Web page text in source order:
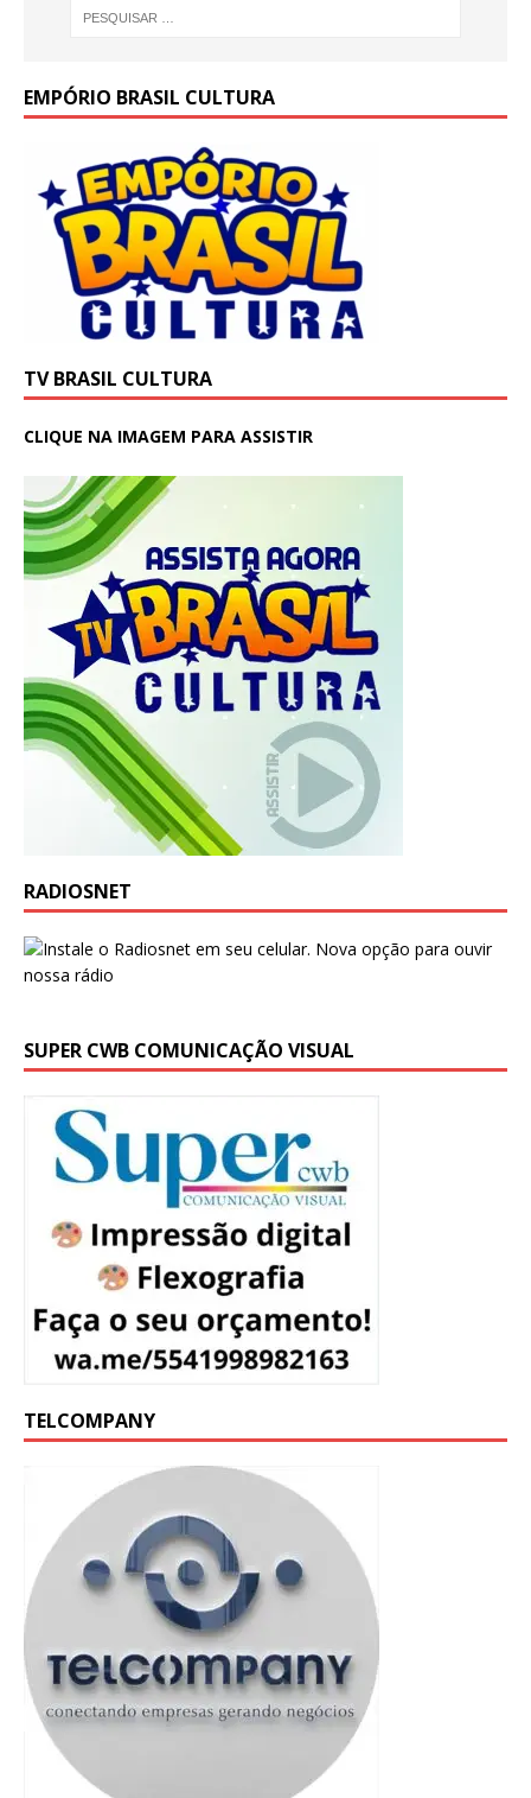
EMPÓRIO BRASIL CULTURA
TV BRASIL CULTURA
CLIQUE NA IMAGEM PARA ASSISTIR
RADIOSNET
SUPER CWB COMUNICAÇÃO VISUAL
TELCOMPANY